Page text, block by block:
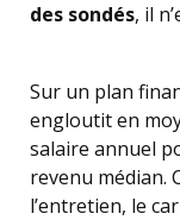
des sondés, il
Sur un plan
engloutit en
salaire annuel
revenu médian.
l’entretien, le